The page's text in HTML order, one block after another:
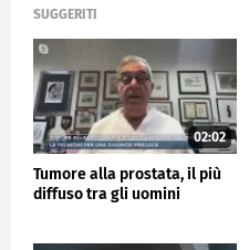
SUGGERITI
02:02
Tumore alla prostata, il più
diffuso tra gli uomini